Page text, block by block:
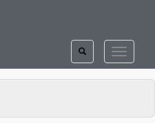
TOGGLE
TOGGLE
SEARCH